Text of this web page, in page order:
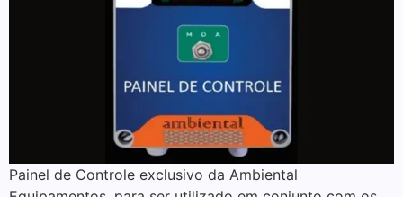
Painel de Controle exclusivo da Ambiental